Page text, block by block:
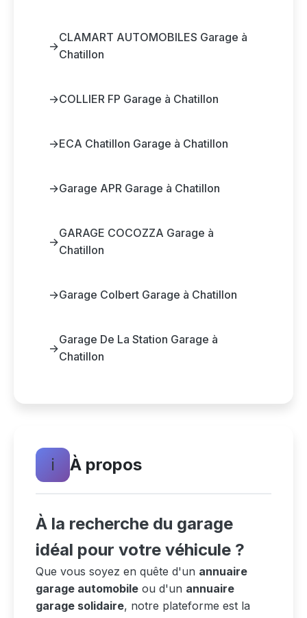
→
CLAMART AUTOMOBILES Garage à
Chatillon
→COLLIER FP Garage à Chatillon
→ECA Chatillon Garage à Chatillon
→Garage APR Garage à Chatillon
→
GARAGE COCOZZA Garage à
Chatillon
→Garage Colbert Garage à Chatillon
→
Garage De La Station Garage à
Chatillon
ℹ️ À propos
À la recherche du garage
idéal pour votre véhicule ?
Que vous soyez en quête d'un annuaire
garage automobile ou d'un annuaire
garage solidaire, notre plateforme est la